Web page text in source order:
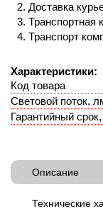
Доставка
Транспортная
Транспорт
Характеристики:
Код товара
Световой поток,
Гарантийный
Описание
Технические